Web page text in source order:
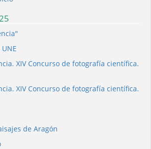
XIV Concurso de fotografía científica.
XIV Concurso de fotografía científica.
de Aragón